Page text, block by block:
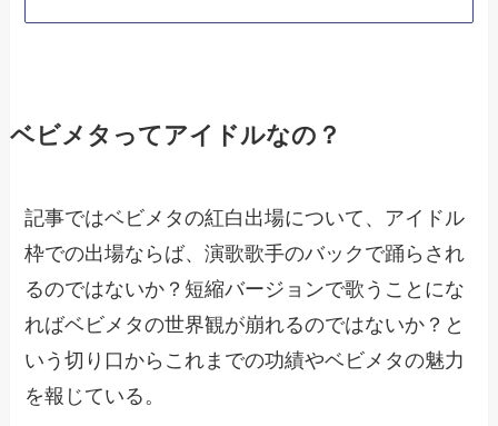
ベビメタってアイドルなの？
記事ではベビメタの紅白出場について、アイドル
枠での出場ならば、演歌歌手のバックで踊らされ
るのではないか？短縮バージョンで歌うことにな
ればベビメタの世界観が崩れるのではないか？と
いう切り口からこれまでの功績やベビメタの魅力
を報じている。